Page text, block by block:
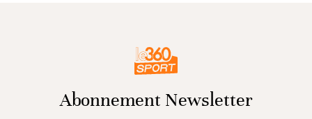
Abonnement Newsletter